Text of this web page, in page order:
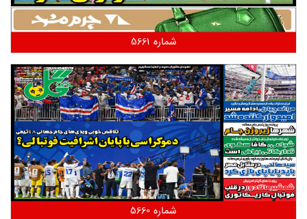
شماره 5661
شماره 5660